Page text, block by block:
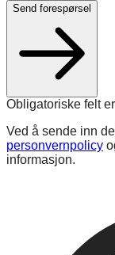
Send forespørsel
Obligatoriske felt
Ved å sende inn
personvernpolicy
informasjon.